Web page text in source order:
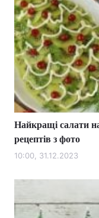
Головна
Україна
Економіка
Спорт
Найкращі салати
рецептів з фото
10:00, 31.12.2023